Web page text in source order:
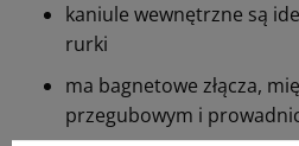
kaniule wewnętrzne są
rurki
ma bagnetowe złącza,
przegubowym i